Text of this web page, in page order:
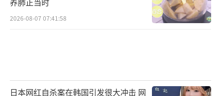
（责任编辑：张小花 TT1000）
2026-08-07 07:41:58
日本网红自杀案在韩国引发很大冲击 网